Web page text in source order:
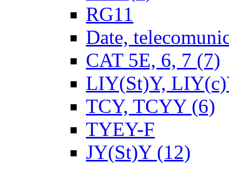
RG11
Date,
CAT 5E, 6, 7 (7)
LIY(St)Y,
TCY, TCYY(6)
TYEY-F
JY(St)Y(12)